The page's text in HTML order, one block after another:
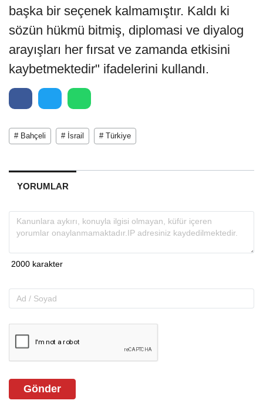
başka bir seçenek kalmamıştır. Kaldı ki
sözün hükmü bitmiş, diplomasi ve diyalog
arayışları her fırsat ve zamanda etkisini
kaybetmektedir" ifadelerini kullandı.
# Bahçeli # İsrail # Türkiye
YORUMLAR
Gönder